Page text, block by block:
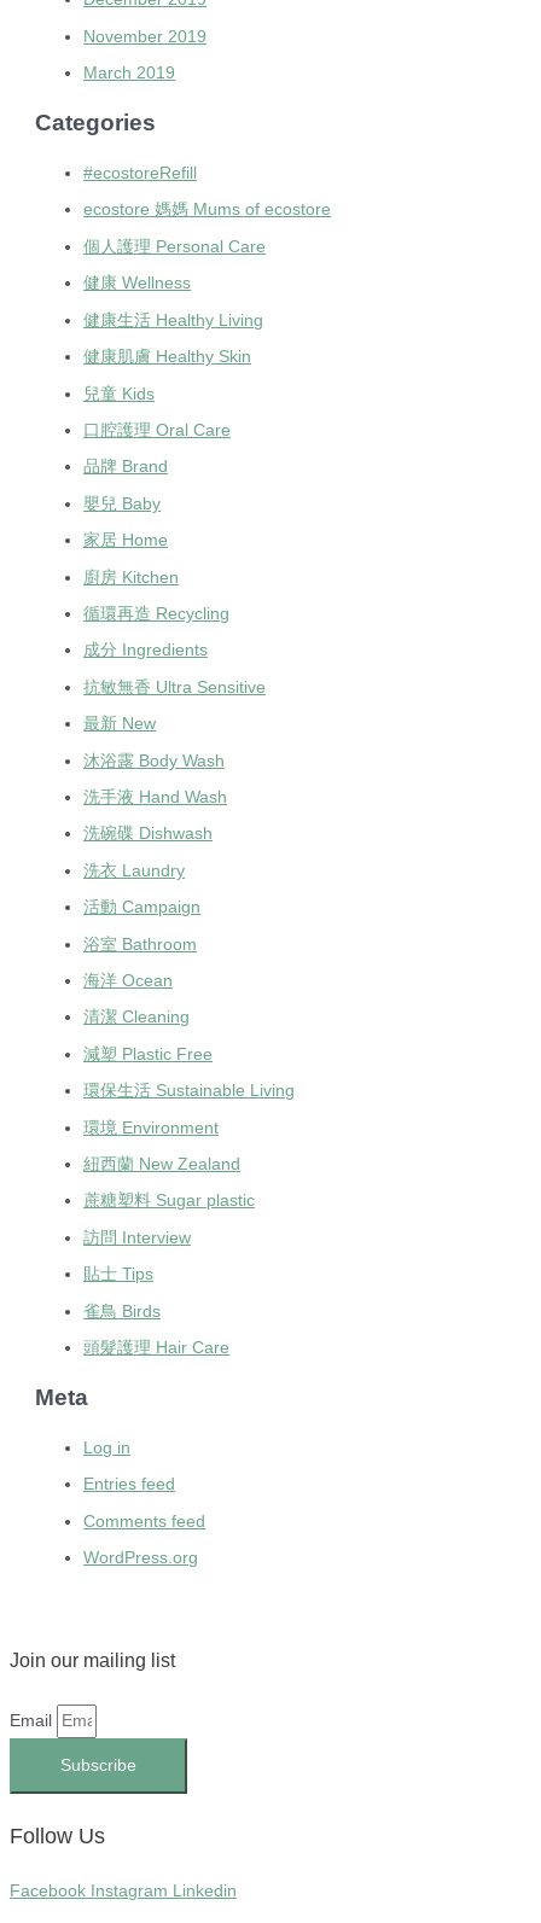
November 2019
March 2019
Categories
#ecostoreRefill
ecostore 媽媽 Mums of ecostore
個人護理 Personal Care
健康 Wellness
健康生活 Healthy Living
健康肌膚 Healthy Skin
兒童 Kids
口腔護理 Oral Care
品牌 Brand
嬰兒 Baby
家居 Home
廚房 Kitchen
循環再造 Recycling
成分 Ingredients
抗敏無香 Ultra Sensitive
最新 New
沐浴露 Body Wash
洗手液 Hand Wash
洗碗碟 Dishwash
洗衣 Laundry
活動 Campaign
浴室 Bathroom
海洋 Ocean
清潔 Cleaning
減塑 Plastic Free
環保生活 Sustainable Living
環境 Environment
紐西蘭 New Zealand
蔗糖塑料 Sugar plastic
訪問 Interview
貼士 Tips
雀鳥 Birds
頭髮護理 Hair Care
Meta
Log in
Entries feed
Comments feed
WordPress.org
Join our mailing list
Email
Subscribe
Follow Us
Facebook Instagram Linkedin